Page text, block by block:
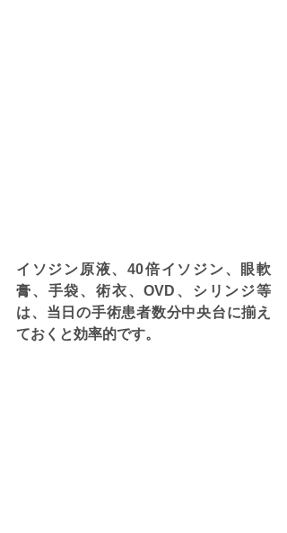
イソジン原液、40倍イソジン、眼軟
膏、手袋、術衣、OVD、シリンジ等
は、当日の手術患者数分中央台に揃え
ておくと効率的です。